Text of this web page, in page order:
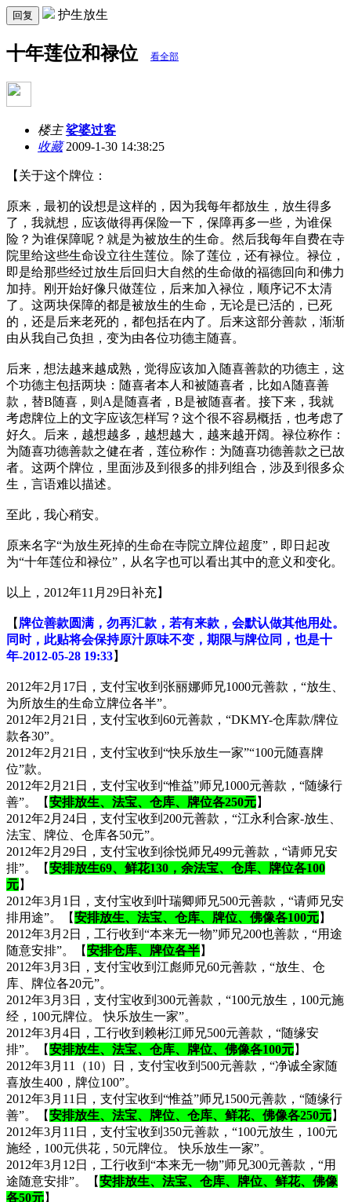
回复 护生放生
十年莲位和禄位 看全部
楼主 娑婆过客
收藏2009-1-30 14:38:25
【关于这个牌位：
原来，最初的设想是这样的，因为我每年都放生，放生得多
了，我就想，应该做得再保险一下，保障再多一些，为谁保
险？为谁保障呢？就是为被放生的生命。然后我每年自费在寺
院里给这些生命设立往生莲位。除了莲位，还有禄位。禄位，
即是给那些经过放生后回归大自然的生命做的福德回向和佛力
加持。刚开始好像只做莲位，后来加入禄位，顺序记不太清
了。这两块保障的都是被放生的生命，无论是已活的，已死
的，还是后来老死的，都包括在内了。后来这部分善款，渐渐
由从我自己负担，变为由各位功德主随喜。
后来，想法越来越成熟，觉得应该加入随喜善款的功德主，这
个功德主包括两块：随喜者本人和被随喜者，比如A随喜善
款，替B随喜，则A是随喜者，B是被随喜者。接下来，我就
考虑牌位上的文字应该怎样写？这个很不容易概括，也考虑了
好久。后来，越想越多，越想越大，越来越开阔。禄位称作：
为随喜功德善款之健在者，莲位称作：为随喜功德善款之已故
者。这两个牌位，里面涉及到很多的排列组合，涉及到很多众
生，言语难以描述。
至此，我心稍安。
原来名字“为放生死掉的生命在寺院立牌位超度”，即日起改
为“十年莲位和禄位”，从名字也可以看出其中的意义和变化。
以上，2012年11月29日补充】
【 牌位善款圆满，勿再汇款，若有来款，会默认做其他用处。
同时，此贴将会保持原汁原味不变，期限与牌位同，也是十
年-2012-05-28 19:33】
2012年2月17日，支付宝收到张丽娜师兄1000元善款，“放生、
为所放生的生命立牌位各半”。
2012年2月21日，支付宝收到60元善款，“DKMY-仓库款/牌位
款各30”。
2012年2月21日，支付宝收到“快乐放生一家”“100元随喜牌
位”款。
2012年2月21日，支付宝收到“惟益”师兄1000元善款，“随缘行
善”。【安排放生、法宝、仓库、牌位各250元】
2012年2月24日，支付宝收到200元善款，“江永利合家-放生、
法宝、牌位、仓库各50元”。
2012年2月29日，支付宝收到徐悦师兄499元善款，“请师兄安
排”。【安排放生69、鲜花130，余法宝、仓库、牌位各100
元】
2012年3月1日，支付宝收到叶瑞卿师兄500元善款，“请师兄安
排用途”。【安排放生、法宝、仓库、牌位、佛像各100元】
2012年3月2日，工行收到“本来无一物”师兄200也善款，“用途
随意安排”。【安排仓库、牌位各半】
2012年3月3日，支付宝收到江彪师兄60元善款，“放生、仓
库、牌位各20元”。
2012年3月3日，支付宝收到300元善款，“100元放生，100元施
经，100元牌位。 快乐放生一家”。
2012年3月4日，工行收到赖彬江师兄500元善款，“随缘安
排”。【安排放生、法宝、仓库、牌位、佛像各100元】
2012年3月11（10）日，支付宝收到500元善款，“净诚全家随
喜放生400，牌位100”。
2012年3月11日，支付宝收到“惟益”师兄1500元善款，“随缘行
善”。【安排放生、法宝、牌位、仓库、鲜花、佛像各250元】
2012年3月11日，支付宝收到350元善款，“100元放生，100元
施经，100元供花，50元牌位。 快乐放生一家”。
2012年3月12日，工行收到“本来无一物”师兄300元善款，“用
途随意安排”。【安排放生、法宝、仓库、牌位、鲜花、佛像
各50元】